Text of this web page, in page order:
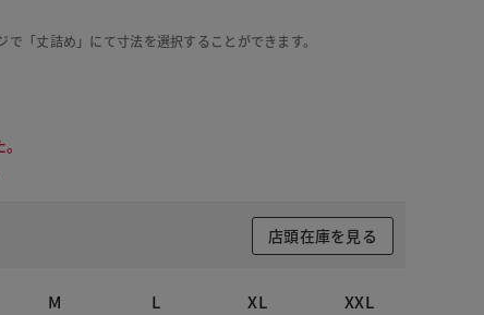
エロー
「丈詰め」にて寸法を選択することができます。
店頭在庫を見る
M L XL XXL